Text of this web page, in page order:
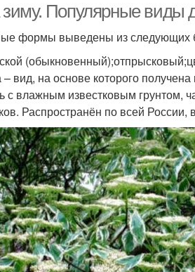
Популярные виды
формы выведены из следующих
вид, на основе которого
с влажным известковым грунтом,
Распространён по всей России,